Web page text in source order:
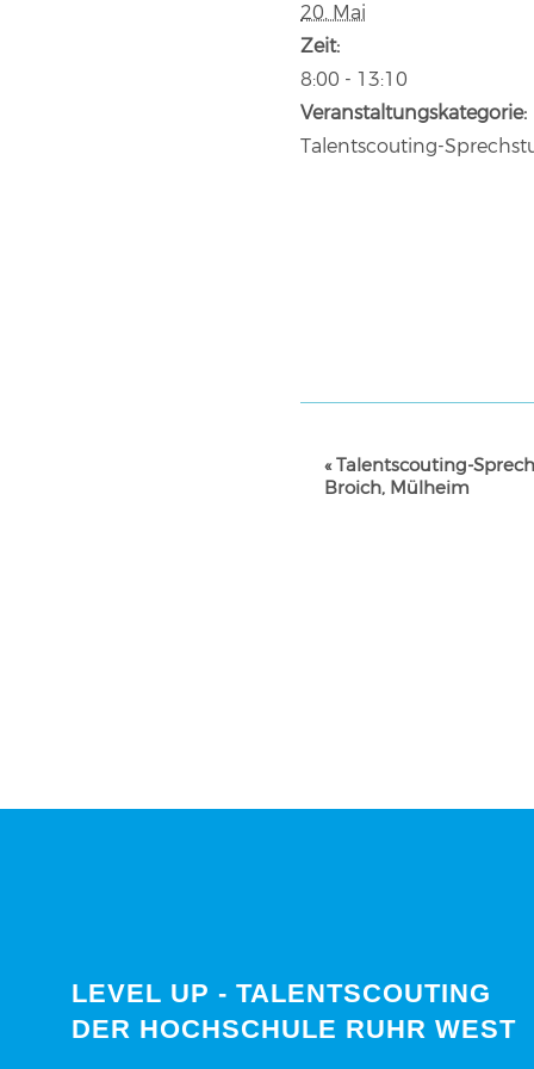
20. Mai
Zeit:
8:00 - 13:10
Veranstaltungskategorie:
Talentscouting-
VERANSTALTUNG-
NAVIGATION
«Talentscouting-
Broich, Mülheim
LEVEL UP - TALENTSCOUTING
DER HOCHSCHULE RUHR WEST